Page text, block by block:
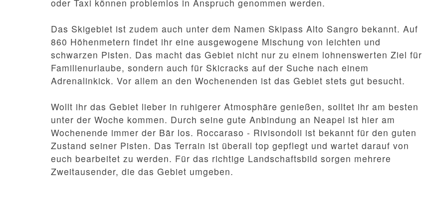
oder Taxi können problemlos in Anspruch genommen werden.
Das Skigebiet ist zudem auch unter dem Namen Skipass Alto Sangro bekannt. Auf
860 Höhenmetern findet ihr eine ausgewogene Mischung von leichten und
schwarzen Pisten. Das macht das Gebiet nicht nur zu einem lohnenswerten Ziel für
Familienurlaube, sondern auch für Skicracks auf der Suche nach einem
Adrenalinkick. Vor allem an den Wochenenden ist das Gebiet stets gut besucht.
Wollt ihr das Gebiet lieber in ruhigerer Atmosphäre genießen, solltet ihr am besten
unter der Woche kommen. Durch seine gute Anbindung an Neapel ist hier am
Wochenende immer der Bär los. Roccaraso - Rivisondoli ist bekannt für den guten
Zustand seiner Pisten. Das Terrain ist überall top gepflegt und wartet darauf von
euch bearbeitet zu werden. Für das richtige Landschaftsbild sorgen mehrere
Zweitausender, die das Gebiet umgeben.